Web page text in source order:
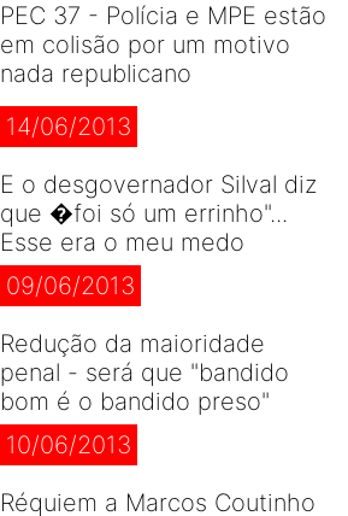
PEC 37 - Polícia e MPE estão
em colisão por um motivo
nada republicano
14/06/2013
E o desgovernador Silval diz
que �foi só um errinho"...
Esse era o meu medo
09/06/2013
Redução da maioridade
penal - será que "bandido
bom é o bandido preso"
10/06/2013
Réquiem a Marcos Coutinho